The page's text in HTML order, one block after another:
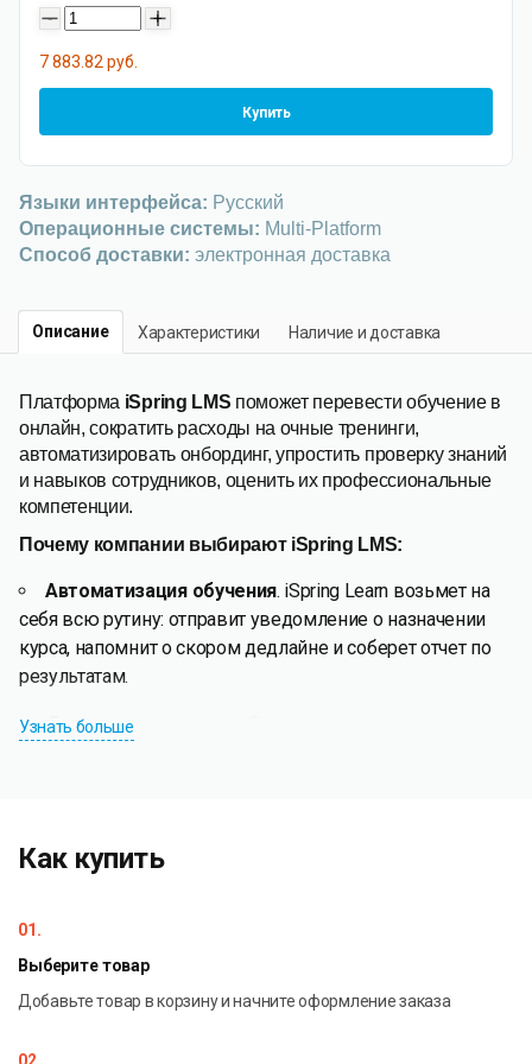
- +
7 883.82 руб.
Купить
Языки интерфейса: Русский
Операционные системы: Multi-Platform
Способ доставки: электронная доставка
Описание Характеристики Наличие и доставка
Платформа iSpring LMS поможет перевести обучение в
онлайн, сократить расходы на очные тренинги,
автоматизировать онбординг, упростить проверку знаний
и навыков сотрудников, оценить их профессиональные
компетенции.
Почему компании выбирают iSpring LMS:
Автоматизация обучения. iSpring Learn возьмет на
себя всю рутину: отправит уведомление о назначении
курса, напомнит о скором дедлайне и соберет отчет по
результатам.
Детальная аналитика
насколько он соответствует должности.
Смешанное обучение
. В систему можно внести
информацию не только о вебинарах и онлайн встречах,
Узнать больше
Как купить
01.
Выберите товар
Добавьте товар в корзину и начните оформление заказа